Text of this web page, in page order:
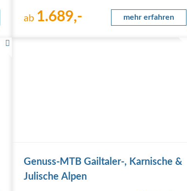
durchqueren das Land Salzburg und Kärnten in
Österreich, kommen nach Friaul-Julisch Venetien in
ab 1.689,- mehr erfahren
Genuss-MTB Gailtaler-, Karnische &
Julische Alpen